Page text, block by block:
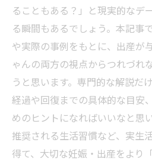
ることもある？」と現実的なデ
る瞬間もあるでしょう。本記事
や実際の事例をもとに、出産が
ゃんの両方の視点からつれづれ
うと思います。専門的な解説だ
経過や回復までの具体的な目安
めのヒントになればいいなと思
推奨される生活習慣など、実生
得て、大切な妊娠・出産をより